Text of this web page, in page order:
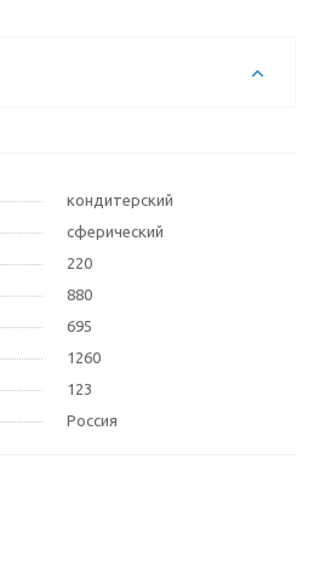
кондитерский
сферический
220
880
695
1260
123
Россия